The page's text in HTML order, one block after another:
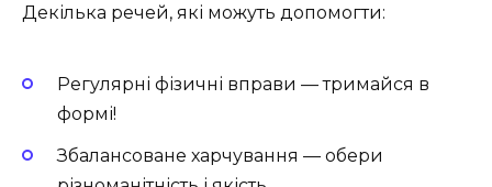
Декілька речей, які можуть допомогти:
Регулярні фізичні вправи — тримайся в
формі!
Збалансоване харчування — обери